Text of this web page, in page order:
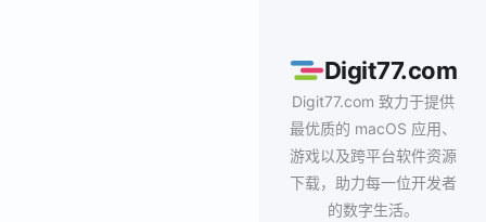
Digit77.com
Digit77.com 致力于提供
最优质的 macOS 应用、
游戏以及跨平台软件资源
下载，助力每一位开发者
的数字生活。